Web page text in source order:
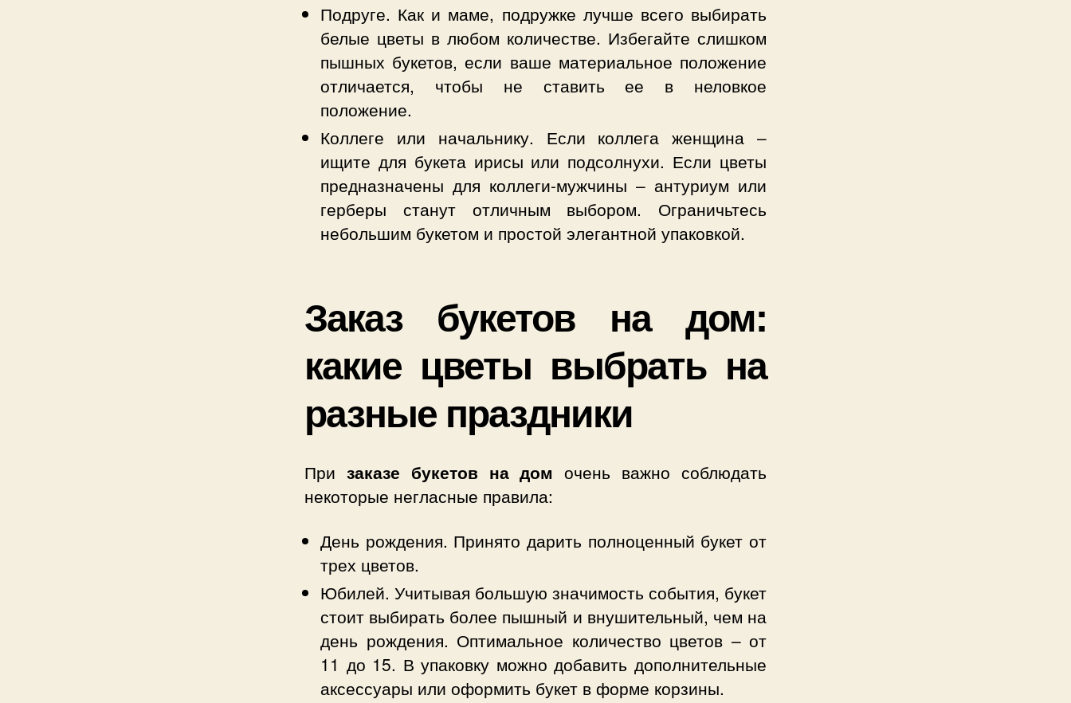
Подруге. Как и маме, подружке лучше всего выбирать
белые цветы в любом количестве. Избегайте слишком
пышных букетов, если ваше материальное положение
отличается, чтобы не ставить ее в неловкое
положение.
Коллеге или начальнику. Если коллега женщина –
ищите для букета ирисы или подсолнухи. Если цветы
предназначены для коллеги-мужчины – антуриум или
герберы станут отличным выбором. Ограничьтесь
небольшим букетом и простой элегантной упаковкой.
Заказ букетов на дом:
какие цветы выбрать на
разные праздники
При заказе букетов на дом очень важно соблюдать
некоторые негласные правила:
День рождения. Принято дарить полноценный букет от
трех цветов.
Юбилей. Учитывая большую значимость события, букет
стоит выбирать более пышный и внушительный, чем на
день рождения. Оптимальное количество цветов – от
11 до 15. В упаковку можно добавить дополнительные
аксессуары или оформить букет в форме корзины.